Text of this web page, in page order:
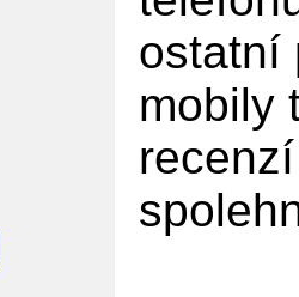
ostatní
mobily